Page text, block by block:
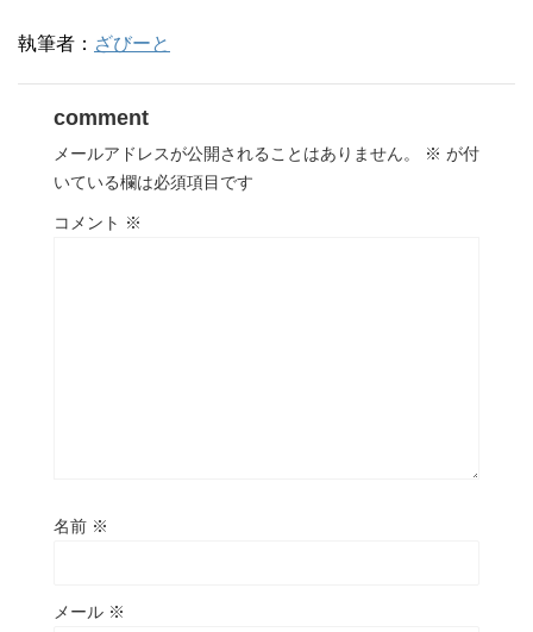
執筆者： ざびーと
comment
メールアドレスが公開されることはありません。 ※ が付
いている欄は必須項目です
コメント ※
名前 ※
メール ※